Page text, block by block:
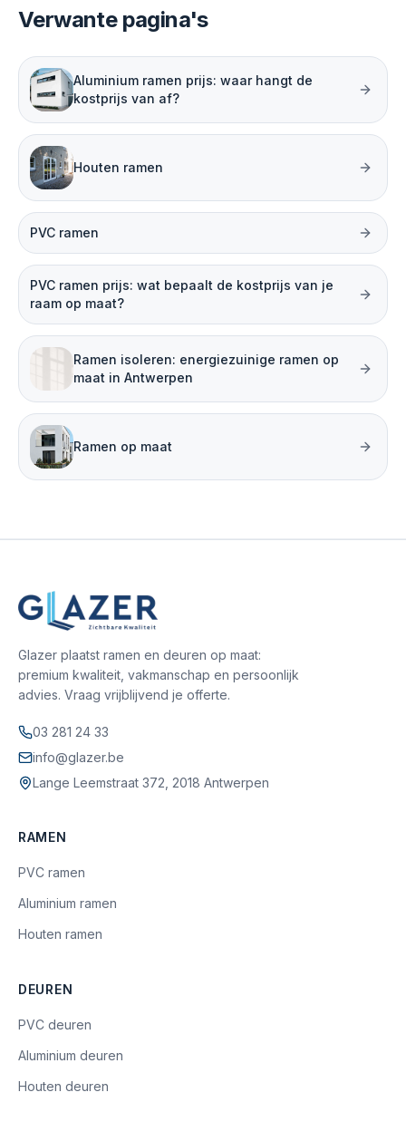
Verwante pagina's
Aluminium ramen prijs: waar hangt de
kostprijs van af?
Houten ramen
PVC ramen
PVC ramen prijs: wat bepaalt de kostprijs van je
raam op maat?
Ramen isoleren: energiezuinige ramen op
maat in Antwerpen
Ramen op maat
Glazer plaatst ramen en deuren op maat:
premium kwaliteit, vakmanschap en persoonlijk
advies. Vraag vrijblijvend je offerte.
03 281 24 33
info@glazer.be
Lange Leemstraat 372, 2018 Antwerpen
RAMEN
PVC ramen
Aluminium ramen
Houten ramen
DEUREN
PVC deuren
Aluminium deuren
Houten deuren